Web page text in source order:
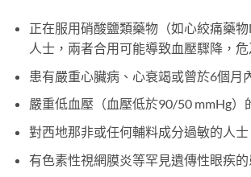
正在服用硝酸鹽類藥物（如心絞痛藥
人士，兩者合用可能導致血壓驟降，
患有嚴重心臟病、心衰竭或曾於6個月
嚴重低血壓（血壓低於90/50 mmHg）
對西地那非或任何輔料成分過敏的人士
有色素性視網膜炎等罕見遺傳性眼疾